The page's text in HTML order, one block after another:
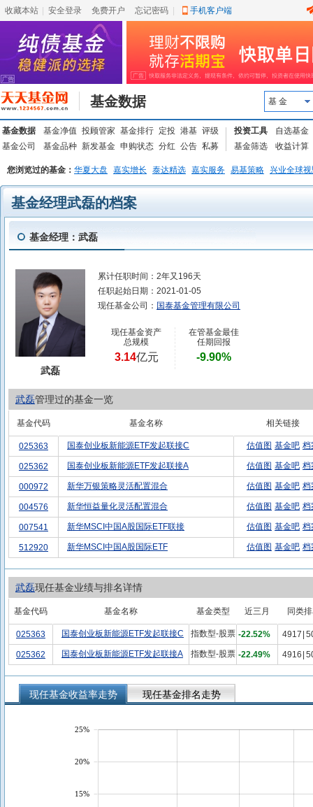
收藏本站 安全登录 免费开户 忘记密码 手机客户端
基金数据 基 金
基金数据 基金净值 投顾管家 基金排行 定投 港基 评级
基金公司
基金品种 新发基金 申购状态 分红 公告 私募
投资工具
自选基金
基金筛选
收益计算
您浏览过的基金： 华夏大盘 嘉实增长 泰达精选 嘉实服务 易基策略 兴业全球
基金经理武磊的档案
基金经理：武磊
武磊
累计任职时间： 2年又196天
任职起始日期： 2021-01-05
现任基金公司： 国泰基金管理有限公司
现任基金资产
总规模
3.14亿元
在管基金最佳
任期回报
-9.90%
武磊管理过的基金一览
基金代码 基金名称 相关链接
025363 国泰创业板新能源ETF发起联接C 估值图 基金吧 档
025362 国泰创业板新能源ETF发起联接A 估值图 基金吧 档
000972 新华万银策略灵活配置混合 估值图 基金吧 档
004576 新华恒益量化灵活配置混合 估值图 基金吧 档
007541 新华MSCI中国A股国际ETF联接 估值图 基金吧 档
512920 新华MSCI中国A股国际ETF 估值图 基金吧 档
武磊现任基金业绩与排名详情
基金代码 基金名称 基金类型 近三月 同类
025363 国泰创业板新能源ETF发起联接C 指数型-股票 -22.52% 4917
025362 国泰创业板新能源ETF发起联接A 指数型-股票 -22.49% 4916
现任基金收益率走势 现任基金排名走势
15%
20%
25%